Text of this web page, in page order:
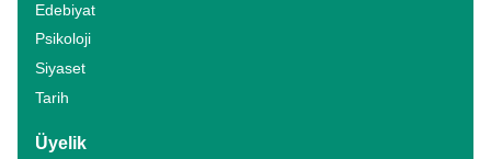
Edebiyat
Psikoloji
Siyaset
Tarih
Üyelik